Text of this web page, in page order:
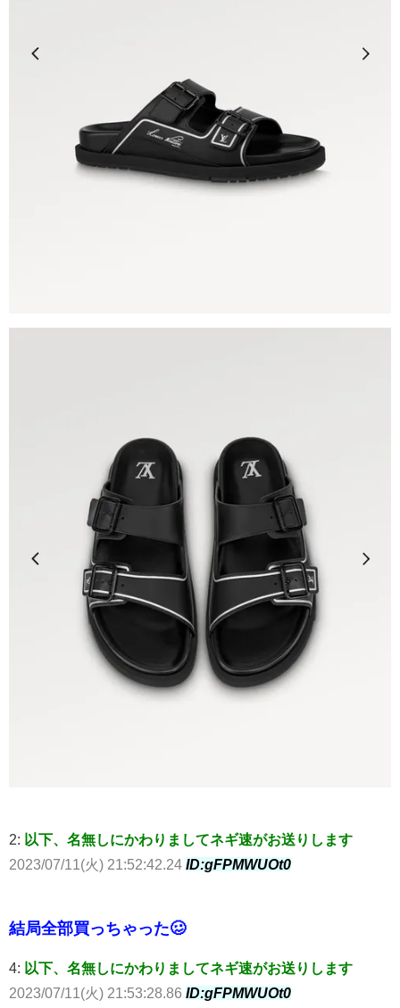
2: 以下、名無しにかわりましてネギ速がお送りします
2023/07/11(火) 21:52:42.24 ID:gFPMWUOt0
結局全部買っちゃった🥴
4: 以下、名無しにかわりましてネギ速がお送りします
2023/07/11(火) 21:53:28.86 ID:gFPMWUOt0